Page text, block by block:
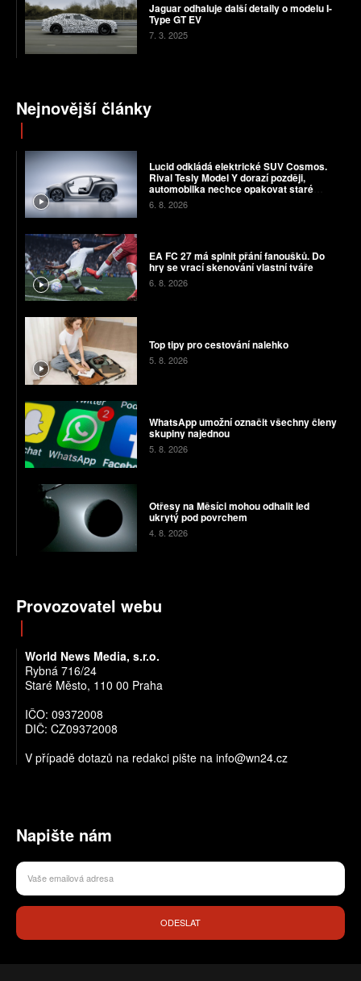
Jaguar odhaluje další detaily o modelu I-
Type GT EV
7. 3. 2025
Nejnovější články
Lucid odkládá elektrické SUV Cosmos.
Rival Tesly Model Y dorazí později,
automobilka nechce opakovat staré
chyby
6. 8. 2026
EA FC 27 má splnit přání fanoušků. Do
hry se vrací skenování vlastní tváře
6. 8. 2026
Top tipy pro cestování nalehko
5. 8. 2026
WhatsApp umožní označit všechny členy
skupiny najednou
5. 8. 2026
Otřesy na Měsíci mohou odhalit led
ukrytý pod povrchem
4. 8. 2026
Provozovatel webu
World News Media, s.r.o.
Rybná 716/24
Staré Město, 110 00 Praha
IČO: 09372008
DIČ: CZ09372008
V případě dotazů na redakci pište na info@wn24.cz
Napište nám
ODESLAT